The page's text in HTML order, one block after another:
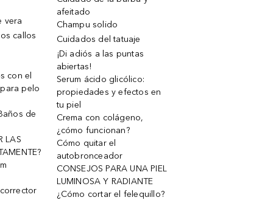
vera
callos
con el
pelo
de
LAS
afeitado
Champu solido
Cuidados del tatuaje
¡Di adiós a las puntas
abiertas!
Serum ácido glicólico:
propiedades y efectos en
tu piel
Crema con colágeno,
¿cómo funcionan?
Cómo quitar el
autobronceador
CONSEJOS PARA UNA PIEL
LUMINOSA Y RADIANTE
¿Cómo cortar el felequillo?